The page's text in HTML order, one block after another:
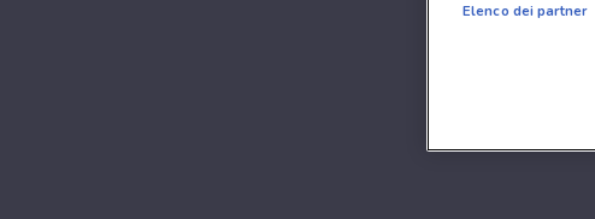
Elenco dei partner